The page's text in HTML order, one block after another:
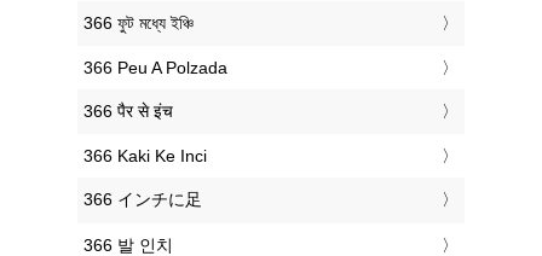
‎366 ফুট মধ্যে ইঞ্চি
‎366 Peu A Polzada
‎366 पैर से इंच
‎366 Kaki Ke Inci
‎366 インチに足
‎366 발 인치